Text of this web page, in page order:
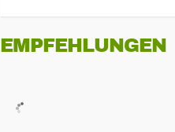
EMPFEHLUNGEN